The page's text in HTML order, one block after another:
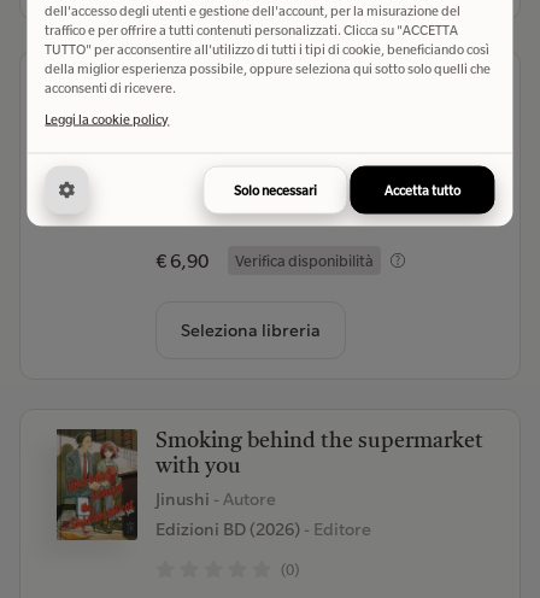
Le 100 ragazze che ti amano tanto
Edizioni BD (2026)
- Editore
(0)
€ 6,90 Verifica disponibilità
Seleziona libreria
Smoking behind the supermarket
with you
Jinushi - Autore
Edizioni BD (2026)- Editore
(0)
dell'accesso degli utenti e gestione dell'account, per la misurazione del
traffico e per offrire a tutti contenuti personalizzati. Clicca su "ACCETTA
TUTTO" per acconsentire all'utilizzo di tutti i tipi di cookie, beneficiando così
della miglior esperienza possibile, oppure seleziona qui sotto solo quelli che
acconsenti di ricevere.
Leggi la cookie policy
Solo necessari Accetta tutto